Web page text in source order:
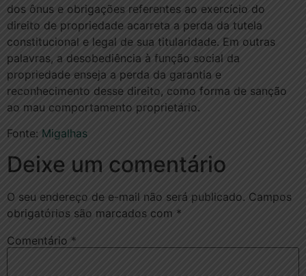
dos ônus e obrigações referentes ao exercício do
direito de propriedade acarreta a perda da tutela
constitucional e legal de sua titularidade. Em outras
palavras, a desobediência à função social da
propriedade enseja a perda da garantia e
reconhecimento desse direito, como forma de sanção
ao mau comportamento proprietário.
Fonte: Migalhas
Deixe um comentário
O seu endereço de e-mail não será publicado. Campos
obrigatórios são marcados com *
Comentário *